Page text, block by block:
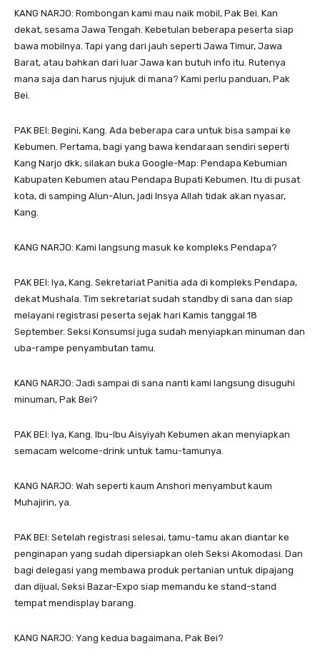
KANG NARJO: Rombongan kami mau naik mobil, Pak Bei. Kan
dekat, sesama Jawa Tengah. Kebetulan beberapa peserta siap
bawa mobilnya. Tapi yang dari jauh seperti Jawa Timur, Jawa
Barat, atau bahkan dari luar Jawa kan butuh info itu. Rutenya
mana saja dan harus njujuk di mana? Kami perlu panduan, Pak
Bei.
PAK BEI: Begini, Kang. Ada beberapa cara untuk bisa sampai ke
Kebumen. Pertama, bagi yang bawa kendaraan sendiri seperti
Kang Narjo dkk, silakan buka Google-Map: Pendapa Kebumian
Kabupaten Kebumen atau Pendapa Bupati Kebumen. Itu di pusat
kota, di samping Alun-Alun, jadi Insya Allah tidak akan nyasar,
Kang.
KANG NARJO: Kami langsung masuk ke kompleks Pendapa?
PAK BEI: Iya, Kang. Sekretariat Panitia ada di kompleks Pendapa,
dekat Mushala. Tim sekretariat sudah standby di sana dan siap
melayani registrasi peserta sejak hari Kamis tanggal 18
September. Seksi Konsumsi juga sudah menyiapkan minuman dan
uba-rampe penyambutan tamu.
KANG NARJO: Jadi sampai di sana nanti kami langsung disuguhi
minuman, Pak Bei?
PAK BEI: Iya, Kang. Ibu-Ibu Aisyiyah Kebumen akan menyiapkan
semacam welcome-drink untuk tamu-tamunya.
KANG NARJO: Wah seperti kaum Anshori menyambut kaum
Muhajirin, ya.
PAK BEI: Setelah registrasi selesai, tamu-tamu akan diantar ke
penginapan yang sudah dipersiapkan oleh Seksi Akomodasi. Dan
bagi delegasi yang membawa produk pertanian untuk dipajang
dan dijual, Seksi Bazar-Expo siap memandu ke stand-stand
tempat mendisplay barang.
KANG NARJO: Yang kedua bagaimana, Pak Bei?